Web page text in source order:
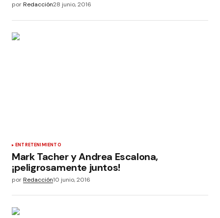
porRedacción28 junio, 2016
ENTRETENIMIENTO
Mark Tacher y Andrea Escalona,
¡peligrosamente juntos!
porRedacción10 junio, 2016